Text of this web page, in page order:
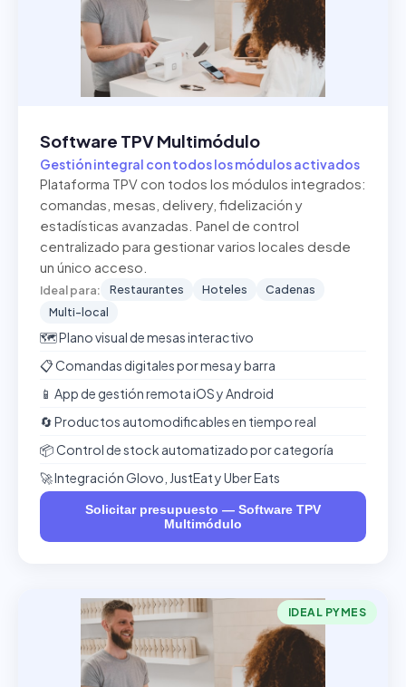
Software TPV Multimódulo
Gestión integral con todos los módulos activados
Plataforma TPV con todos los módulos integrados:
comandas, mesas, delivery, fidelización y
estadísticas avanzadas. Panel de control
centralizado para gestionar varios locales desde
un único acceso.
Ideal para: Restaurantes Hoteles
Cadenas
Multi-local
🗺️ Plano visual de mesas interactivo
📋 Comandas digitales por mesa y barra
📱 App de gestión remota iOS y Android
🔄 Productos automodificables en tiempo real
📦 Control de stock automatizado por categoría
🚀 Integración Glovo, JustEat y Uber Eats
Solicitar presupuesto — Software TPV
Multimódulo
IDEAL PYMES